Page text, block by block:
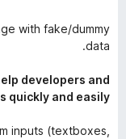
with fake/dummy
data.
developers and
quickly and easily.
inputs (textboxes,